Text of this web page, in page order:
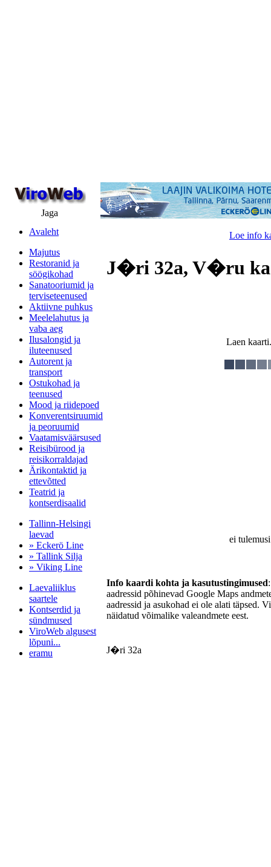
Jaga
Avaleht
Majutus
Restoranid ja
söögikohad
Sanatooriumid ja
terviseteenused
Aktiivne puhkus
Meelelahutus ja
vaba aeg
Ilusalongid ja
iluteenused
Autorent ja
transport
Ostukohad ja
teenused
Mood ja riidepoed
Konverentsiruumid
ja peoruumid
Vaatamisväärsused
Reisibürood ja
reisikorraldajad
Ärikontaktid ja
ettevõtted
Teatrid ja
kontserdisaalid
Tallinn-Helsingi
laevad
» Eckerö Line
» Tallink Silja
» Viking Line
Laevaliiklus
saartele
Kontserdid ja
sündmused
ViroWeb algusest
lõpuni...
eramu
Loe info
J�ri 32a, V�ru
Laen
ei
Info kaardi kohta ja kasutustingimused
aadressid põhinevad Google Maps
aadressid ja asukohad ei ole alati täpsed.
näidatud võimalike valeandmete eest.
J�ri 32a